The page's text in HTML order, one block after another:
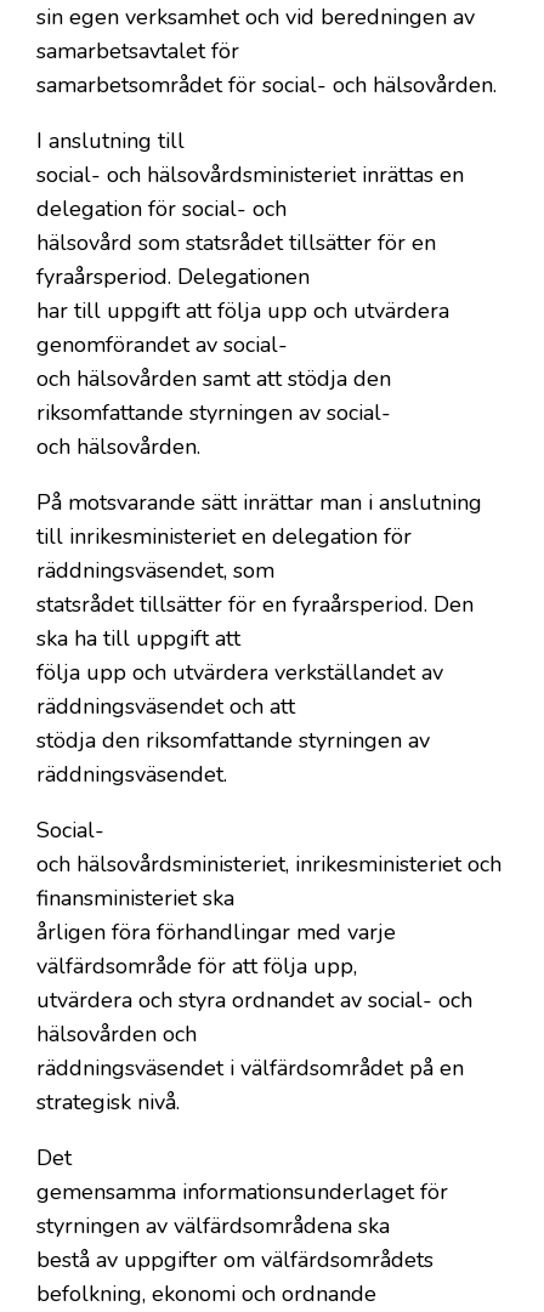
sin egen verksamhet och vid beredningen av
samarbetsavtalet för
samarbetsområdet för social- och hälsovården.
I anslutning till
social- och hälsovårdsministeriet inrättas en
delegation för social- och
hälsovård som statsrådet tillsätter för en
fyraårsperiod. Delegationen
har till uppgift att följa upp och utvärdera
genomförandet av social-
och hälsovården samt att stödja den
riksomfattande styrningen av social-
och hälsovården.
På motsvarande sätt inrättar man i anslutning
till inrikesministeriet en delegation för
räddningsväsendet, som
statsrådet tillsätter för en fyraårsperiod. Den
ska ha till uppgift att
följa upp och utvärdera verkställandet av
räddningsväsendet och att
stödja den riksomfattande styrningen av
räddningsväsendet.
Social-
och hälsovårdsministeriet, inrikesministeriet och
finansministeriet ska
årligen föra förhandlingar med varje
välfärdsområde för att följa upp,
utvärdera och styra ordnandet av social- och
hälsovården och
räddningsväsendet i välfärdsområdet på en
strategisk nivå.
Det
gemensamma informationsunderlaget för
styrningen av välfärdsområdena ska
bestå av uppgifter om välfärdsområdets
befolkning, ekonomi och ordnande